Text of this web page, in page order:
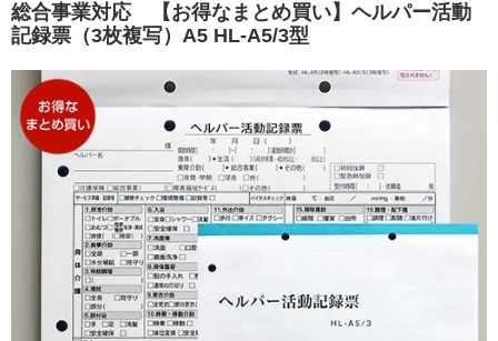
総合事業対応 【お得なまとめ買い】ヘルパー活動
記録票（3枚複写）A5 HL-A5/3型